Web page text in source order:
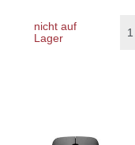
nicht auf
Lager